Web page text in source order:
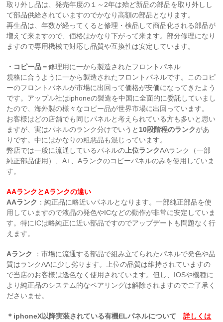
取り外し品は、発売年度の１～2年は殆ど新品の部品を取り外しし
て部品供給されていますのでかなり高額の部品となります。
再生品は、年数が経ってくると修理・検品して商品化される部品が
増えて来ますので、価格はかなり下がって来ます。部分修理になり
ますので専用機械で対応し品質や互換性は安定しています。
・コピー品＝修理用に一から製造されたフロントパネル
規格に合うように一から製造されたフロントパネルです。このコピ
ーのフロントパネルが市場に出回って価格が安価になってきたよう
です。アップル社はiphoneの製造を中国に全面的に委託していまし
たので、海外製の様々なコピー品が世界市場に出回っています。
お客様はどの店舗でも同じパネルと考えられている方も多いと思い
ますが、実はパネルのランク分けでいうと 10段階程のランクがあ
りです。中にはかなりの粗悪品も混じっています。
弊店では一般に流通しているパネルの 上位ランクAAランク（一部
純正部品使用）、A+、Aランクのコピーパネルのみを使用していま
す。
AAランクとAランクの違い
AAランク ：純正品に略近いパネルとなります。一部純正部品を使
用していますので液晶の発色やICなどの動作が非常に安定していま
す。特にICは略純正に近い部品ですのでアップデートも問題なく行
えます。
Aランク
：市場に流通する部品で組み立てられたパネルで発色や品
質はランクAAに少し劣ります。上位の品質は維持されていますの
で当店のお客様は遜色なく使用されています。但し、IOSや機種に
より純正品のシステム的なペアリングは解除されますのでご了承く
ださいませ。
＊iphoneX以降実装されている有機ELパネルについて詳しくは